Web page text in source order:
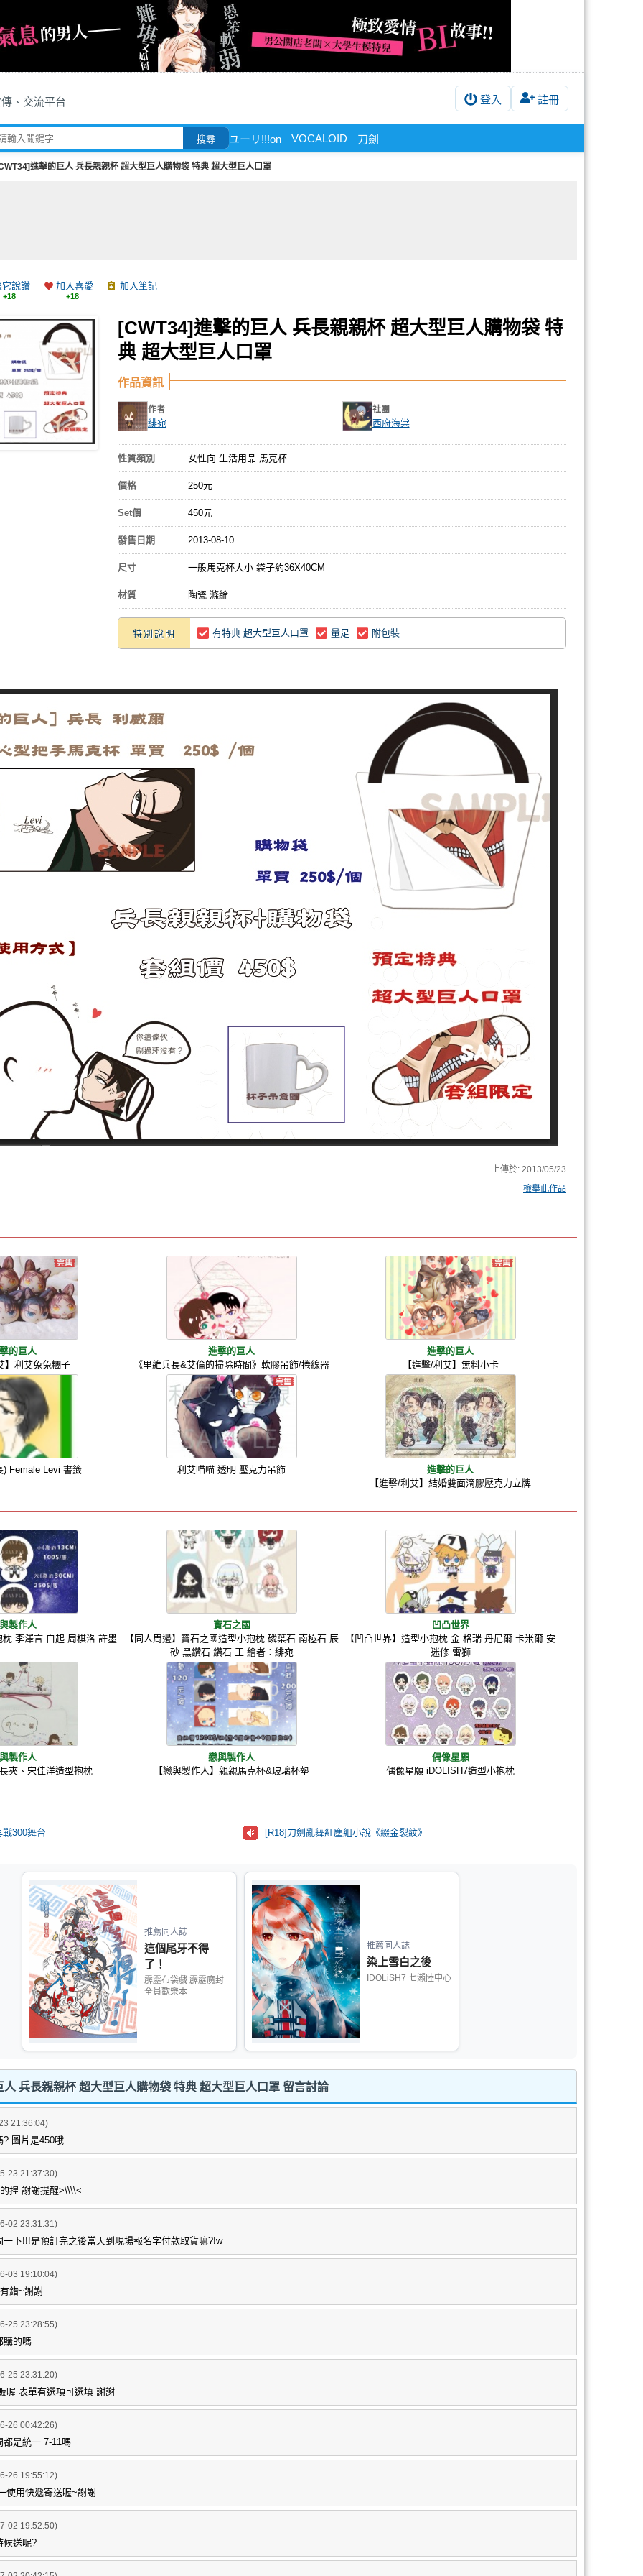
、交流平台 登入 註冊
搜尋 ユーリ!!!on VOCALOID 刀劍
進擊的巨人 兵長親親杯 超大型巨人購物袋 特典 超大型巨人口罩
它說讚
+18
加入喜愛
+18
加入筆記
[CWT34]進擊的巨人 兵長親親杯 超大型巨人購物袋 特
典 超大型巨人口罩
作品資訊
作者
緋宛
社團
西府海棠
性質類別 女性向 生活用品 馬克杯
價格 250元
Set價 450元
發售日期 2013-08-10
尺寸 一般馬克杯大小 袋子約36X40CM
材質 陶瓷 滌綸
特別說明 有特典 超大型巨人口罩 量足 附包裝
上傳於: 2013/05/23
檢舉此作品
的巨人
】利艾兔兔糰子
進擊的巨人
《里維兵長&艾倫的掃除時間》軟膠吊飾/捲線器
進擊的巨人
【進擊/利艾】無料小卡
) Female Levi 書籤 利艾喵喵 透明 壓克力吊飾
進擊的巨人
【進擊/利艾】結婚雙面滴膠壓克力立牌
製作人
李澤言 白起 周棋洛 許墨
寶石之國
【同人周邊】寶石之國造型小抱枕 磷葉石 南極石 辰
砂 黑鑽石 鑽石 王 繪者：緋宛
凹凸世界
【凹凸世界】造型小抱枕 金 格瑞 丹尼爾 卡米爾 安
迷修 雷獅
製作人
夾、宋佳洋造型抱枕
戀與製作人
【戀與製作人】親親馬克杯&玻璃杯墊
偶像星願
偶像星願 iDOLISH7造型小抱枕
300舞台 [R18]刀劍亂舞紅塵組小說《綴金裂紋》
推薦同人誌
這個尾牙不得
了！
霹靂布袋戲 霹靂魔封
全員歡樂本
推薦同人誌
染上雪白之後
IDOLiSH7 七瀨陸中心
兵長親親杯 超大型巨人購物袋 特典 超大型巨人口罩 留言討論
21:36:04)
? 圖片是450哦
23 21:37:30)
捏 謝謝提醒>\\\\<
02 23:31:31)
一下!!!是預訂完之後當天到現場報名字付款取貨嘛?!w
03 19:10:04)
錯~謝謝
25 23:28:55)
購的嗎
25 23:31:20)
喔 表單有選項可選填 謝謝
26 00:42:26)
都是統一 7-11嗎
26 19:55:12)
使用快遞寄送喔~謝謝
02 19:52:50)
候送呢?